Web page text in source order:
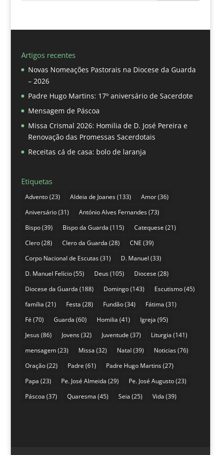
Artigos recentes
Novas Nomeações Pastorais na Diocese da Guarda
– 2026
Padre Hugo Martins: 17º aniversário de Sacerdote
Mensagem de Páscoa
Missa Crismal 2026: Homilia de D. José Pereira e
Renovação das Promessas Sacerdotais
Receitas cá de casa: bolo de laranja
Etiquetas
Advento(23) Aldeia de Joanes(133) Amor(36)
Aniversário(31) António Alves Fernandes(73)
Bispo(39) Bispo da Guarda (115) Catequese (21)
Clero(28) Clero da Guarda (28) CNE (39)
Corpo Nacional de Escutas(31) D. Manuel (33)
D. Manuel Felício(55) Deus(105) Diocese (28)
Diocese da Guarda (188) Domingo(143) Escutismo(45)
família (21) Festa (28) Fundão(34) Fátima (31)
Fé (70) Guarda (60) Homilia (41) Igreja (95)
Jesus(86) Jovens(32) Juventude (37) Liturgia (141)
mensagem(23) Missa (32) Natal (39) Noticias(76)
Oração(22) Padre (61) Padre Hugo Martins(27)
Papa (23) Pe. José Almeida (29) Pe. José Augusto(23)
Páscoa (37) Quaresma (45) Seia (25) Vida (39)